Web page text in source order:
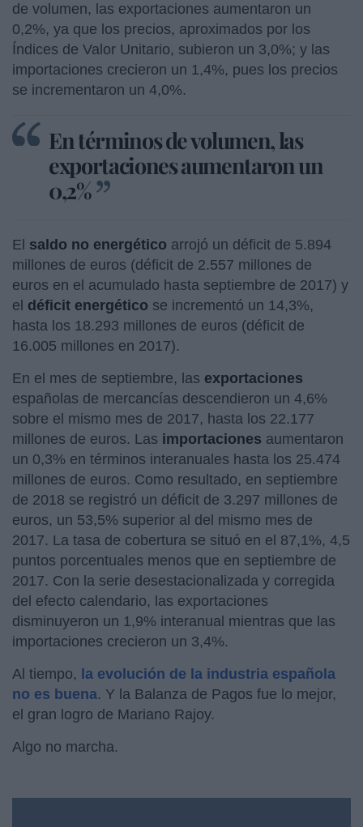
de volumen, las exportaciones aumentaron un
0,2%, ya que los precios, aproximados por los
Índices de Valor Unitario, subieron un 3,0%; y las
importaciones crecieron un 1,4%, pues los precios
se incrementaron un 4,0%.
En términos de volumen, las
exportaciones aumentaron un
0,2%
El saldo no energético arrojó un déficit de 5.894
millones de euros (déficit de 2.557 millones de
euros en el acumulado hasta septiembre de 2017) y
el déficit energético se incrementó un 14,3%,
hasta los 18.293 millones de euros (déficit de
16.005 millones en 2017).
En el mes de septiembre, las exportaciones
españolas de mercancías descendieron un 4,6%
sobre el mismo mes de 2017, hasta los 22.177
millones de euros. Las importaciones aumentaron
un 0,3% en términos interanuales hasta los 25.474
millones de euros. Como resultado, en septiembre
de 2018 se registró un déficit de 3.297 millones de
euros, un 53,5% superior al del mismo mes de
2017. La tasa de cobertura se situó en el 87,1%, 4,5
puntos porcentuales menos que en septiembre de
2017. Con la serie desestacionalizada y corregida
del efecto calendario, las exportaciones
disminuyeron un 1,9% interanual mientras que las
importaciones crecieron un 3,4%.
Al tiempo, la evolución de la industria española
no es buena. Y la Balanza de Pagos fue lo mejor,
el gran logro de Mariano Rajoy.
Algo no marcha.